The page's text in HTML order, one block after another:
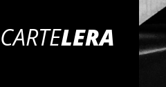
CARTELERA